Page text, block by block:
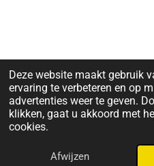
Deze website maakt gebruik
ervaring te verbeteren en op
advertenties weer te geven.
klikken, gaat u akkoord met
cookies.
Afwijzen